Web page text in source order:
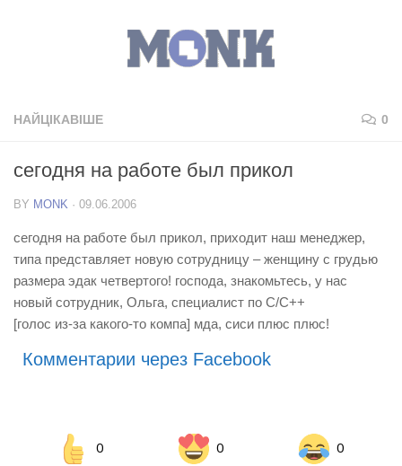
НАЙЦІКАВІШЕ 0
сегодня на работе был прикол
BY MONK · 09.06.2006
сегодня на работе был прикол, приходит наш менеджер,
типа представляет новую сотрудницу – женщину с грудью
размера эдак четвертого! господа, знакомьтесь, у нас
новый сотрудник, Ольга, специалист по C/C++
[голос из-за какого-то компа] мда, сиси плюс плюс!
Комментарии через Facebook
0 0 0